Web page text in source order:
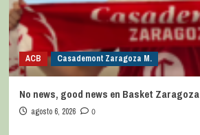
ACB Casademont Zaragoza M.
No news, good news en Basket Zaragoza
agosto 6, 2026 0